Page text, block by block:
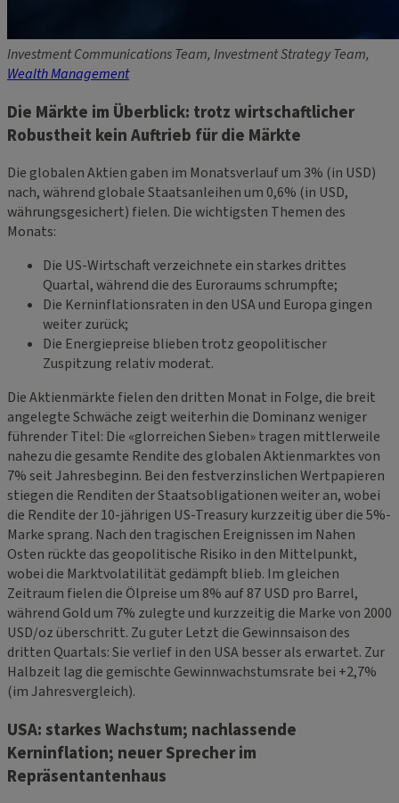
Investment Communications Team, Investment Strategy Team,
Wealth Management
Die Märkte im Überblick: trotz wirtschaftlicher
Robustheit kein Auftrieb für die Märkte
Die globalen Aktien gaben im Monatsverlauf um 3% (in USD)
nach, während globale Staatsanleihen um 0,6% (in USD,
währungsgesichert) fielen. Die wichtigsten Themen des
Monats:
Die US-Wirtschaft verzeichnete ein starkes drittes
Quartal, während die des Euroraums schrumpfte;
Die Kerninflationsraten in den USA und Europa gingen
weiter zurück;
Die Energiepreise blieben trotz geopolitischer
Zuspitzung relativ moderat.
Die Aktienmärkte fielen den dritten Monat in Folge, die breit
angelegte Schwäche zeigt weiterhin die Dominanz weniger
führender Titel: Die «glorreichen Sieben» tragen mittlerweile
nahezu die gesamte Rendite des globalen Aktienmarktes von
7% seit Jahresbeginn. Bei den festverzinslichen Wertpapieren
stiegen die Renditen der Staatsobligationen weiter an, wobei
die Rendite der 10-jährigen US-Treasury kurzzeitig über die 5%-
Marke sprang. Nach den tragischen Ereignissen im Nahen
Osten rückte das geopolitische Risiko in den Mittelpunkt,
wobei die Marktvolatilität gedämpft blieb. Im gleichen
Zeitraum fielen die Ölpreise um 8% auf 87 USD pro Barrel,
während Gold um 7% zulegte und kurzzeitig die Marke von 2000
USD/oz überschritt. Zu guter Letzt die Gewinnsaison des
dritten Quartals: Sie verlief in den USA besser als erwartet. Zur
Halbzeit lag die gemischte Gewinnwachstumsrate bei +2,7%
(im Jahresvergleich).
USA: starkes Wachstum; nachlassende
Kerninflation; neuer Sprecher im
Repräsentantenhaus